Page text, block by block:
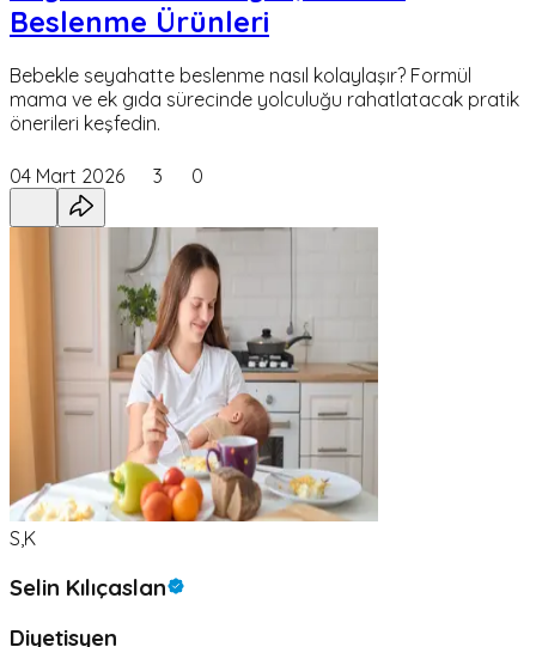
Beslenme Ürünleri
Bebekle seyahatte beslenme nasıl kolaylaşır? Formül
mama ve ek gıda sürecinde yolculuğu rahatlatacak pratik
önerileri keşfedin.
04 Mart 2026 3 0
S,K
Selin Kılıçaslan
Diyetisyen